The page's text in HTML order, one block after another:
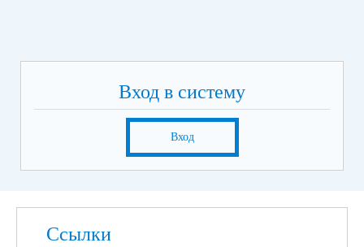
Вход в систему
Вход
Ссылки